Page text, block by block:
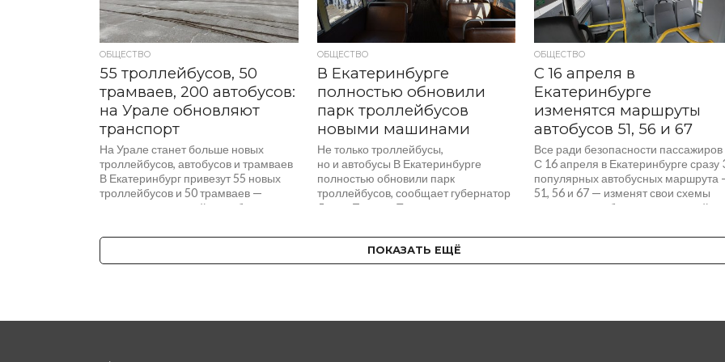
ОБЩЕСТВО
55 троллейбусов, 50
трамваев, 200 автобусов:
на Урале обновляют
транспорт
На Урале станет больше новых
троллейбусов, автобусов и трамваев
В Екатеринбург привезут 55 новых
троллейбусов и 50 трамваев —
происходит крупнейшее обновление
Свердловчане получат...
ОБЩЕСТВО
В Екатеринбурге
полностью обновили
парк троллейбусов
новыми машинами
Не только троллейбусы,
но и автобусы В Екатеринбурге
полностью обновили парк
троллейбусов, сообщает губернатор
Денис Паслер. Теперь по городу
умеют обходиться без проводов....
ОБЩЕСТВО
С 16 апреля в
Екатеринбурге
изменятся маршруты
автобусов 51, 56 и 67
Все ради безопасности пассажиров
С 16 апреля в Екатеринбурге сразу
популярных автобусных маршрута
51, 56 и 67 — изменят свои схемы
движения, сообщили в городской
ПОКАЗАТЬ ЕЩЁ